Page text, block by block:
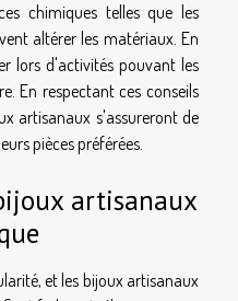
chimiques telles que les
altérer les matériaux. En
lors d'activités pouvant les
En respectant ces conseils
artisanaux s'assureront de
pièces préférées.
artisanaux
et les bijoux artisanaux